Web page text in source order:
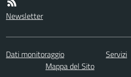
Newsletter
Dati monitoraggio Servizi
Mappa del Sito